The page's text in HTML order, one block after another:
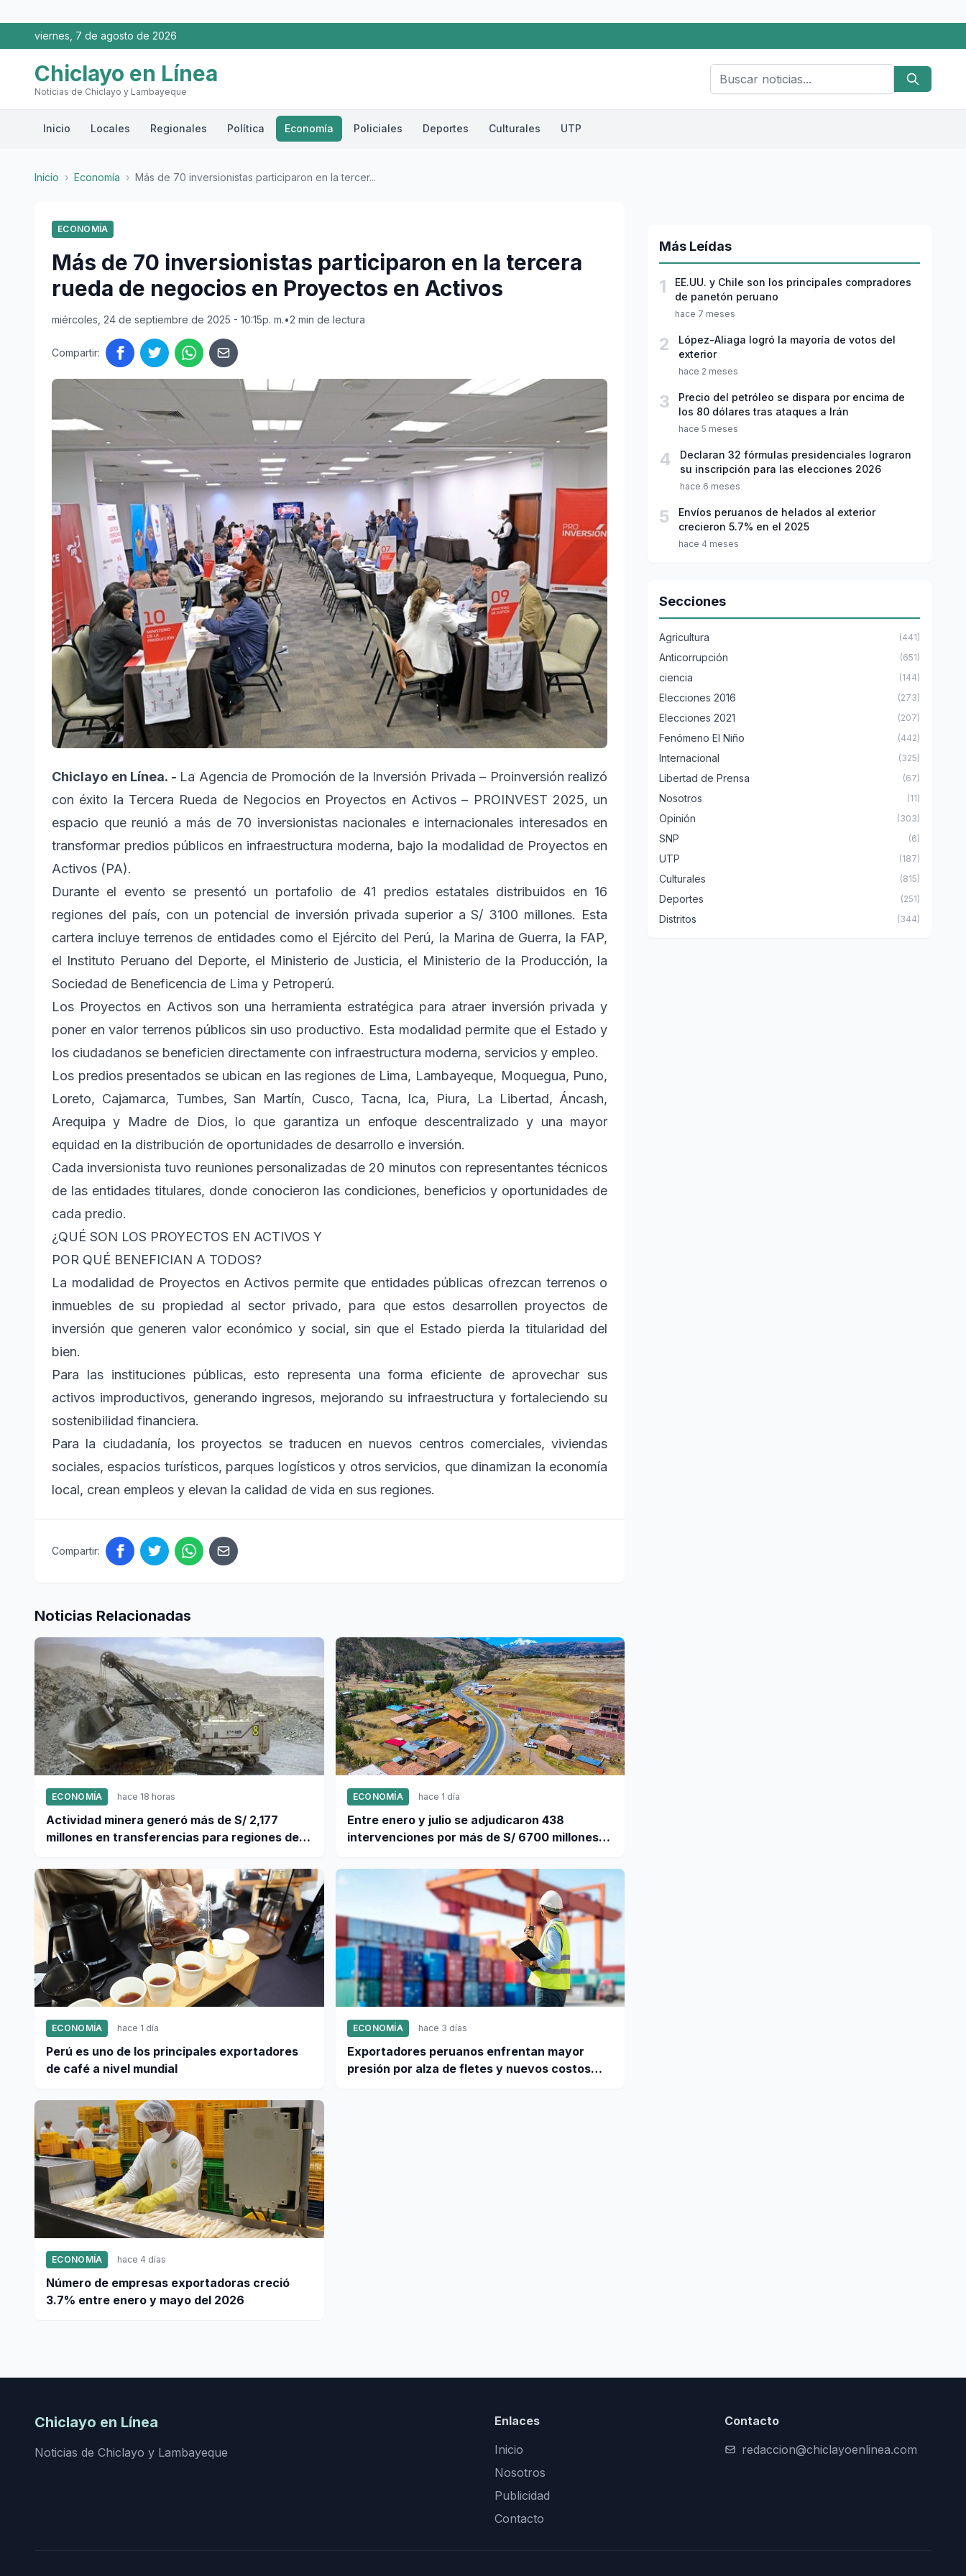
viernes, 7 de agosto de 2026
Chiclayo en Línea
Noticias de Chiclayo y Lambayeque
Inicio Locales Regionales Política Economía Policiales Deportes Culturales UTP
Inicio › Economía › Más de 70 inversionistas participaron en la tercer...
ECONOMÍA
Más de 70 inversionistas participaron en la tercera
rueda de negocios en Proyectos en Activos
miércoles, 24 de septiembre de 2025 - 10:15p. m.•2 min de lectura
Compartir:
Chiclayo en Línea. - La Agencia de Promoción de la Inversión Privada – Proinversión realizó
con éxito la Tercera Rueda de Negocios en Proyectos en Activos – PROINVEST 2025, un
espacio que reunió a más de 70 inversionistas nacionales e internacionales interesados en
transformar predios públicos en infraestructura moderna, bajo la modalidad de Proyectos en
Activos (PA).
Durante el evento se presentó un portafolio de 41 predios estatales distribuidos en 16
regiones del país, con un potencial de inversión privada superior a S/ 3100 millones. Esta
cartera incluye terrenos de entidades como el Ejército del Perú, la Marina de Guerra, la FAP,
el Instituto Peruano del Deporte, el Ministerio de Justicia, el Ministerio de la Producción, la
Sociedad de Beneficencia de Lima y Petroperú.
Los Proyectos en Activos son una herramienta estratégica para atraer inversión privada y
poner en valor terrenos públicos sin uso productivo. Esta modalidad permite que el Estado y
los ciudadanos se beneficien directamente con infraestructura moderna, servicios y empleo.
Los predios presentados se ubican en las regiones de Lima, Lambayeque, Moquegua, Puno,
Loreto, Cajamarca, Tumbes, San Martín, Cusco, Tacna, Ica, Piura, La Libertad, Áncash,
Arequipa y Madre de Dios, lo que garantiza un enfoque descentralizado y una mayor
equidad en la distribución de oportunidades de desarrollo e inversión.
Cada inversionista tuvo reuniones personalizadas de 20 minutos con representantes técnicos
de las entidades titulares, donde conocieron las condiciones, beneficios y oportunidades de
cada predio.
¿QUÉ SON LOS PROYECTOS EN ACTIVOS Y
POR QUÉ BENEFICIAN A TODOS?
La modalidad de Proyectos en Activos permite que entidades públicas ofrezcan terrenos o
inmuebles de su propiedad al sector privado, para que estos desarrollen proyectos de
inversión que generen valor económico y social, sin que el Estado pierda la titularidad del
bien.
Para las instituciones públicas, esto representa una forma eficiente de aprovechar sus
activos improductivos, generando ingresos, mejorando su infraestructura y fortaleciendo su
sostenibilidad financiera.
Para la ciudadanía, los proyectos se traducen en nuevos centros comerciales, viviendas
sociales, espacios turísticos, parques logísticos y otros servicios, que dinamizan la economía
local, crean empleos y elevan la calidad de vida en sus regiones.
Compartir:
Noticias Relacionadas
ECONOMÍA hace 18 horas
Actividad minera generó más de S/ 2,177
millones en transferencias para regiones del
ECONOMÍA hace 1 día
Entre enero y julio se adjudicaron 438
intervenciones por más de S/ 6700 millones
ECONOMÍA hace 1 día
Perú es uno de los principales exportadores
de café a nivel mundial
ECONOMÍA hace 3 días
Exportadores peruanos enfrentan mayor
presión por alza de fletes y nuevos costos
ECONOMÍA hace 4 días
Número de empresas exportadoras creció
3.7% entre enero y mayo del 2026
Más Leídas
1
EE.UU. y Chile son los principales compradores
de panetón peruano
hace 7 meses
2
López-Aliaga logró la mayoría de votos del
exterior
hace 2 meses
3
Precio del petróleo se dispara por encima de
los 80 dólares tras ataques a Irán
hace 5 meses
4
Declaran 32 fórmulas presidenciales lograron
su inscripción para las elecciones 2026
hace 6 meses
5
Envíos peruanos de helados al exterior
crecieron 5.7% en el 2025
hace 4 meses
Secciones
Agricultura (441)
Anticorrupción (651)
ciencia (144)
Elecciones 2016 (273)
Elecciones 2021 (207)
Fenómeno El Niño (442)
Internacional (325)
Libertad de Prensa (67)
Nosotros (11)
Opinión (303)
SNP (6)
UTP (187)
Culturales (815)
Deportes (251)
Distritos (344)
Chiclayo en Línea
Noticias de Chiclayo y Lambayeque
Enlaces
Inicio
Nosotros
Publicidad
Contacto
Contacto
redaccion@chiclayoenlinea.com